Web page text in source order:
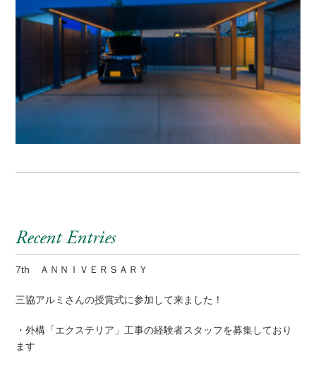
Recent Entries
7th ＡＮＮＩＶＥＲＳＡＲＹ
三協アルミさんの授賞式に参加して来ました！
・外構「エクステリア」工事の経験者スタッフを募集しており
ます